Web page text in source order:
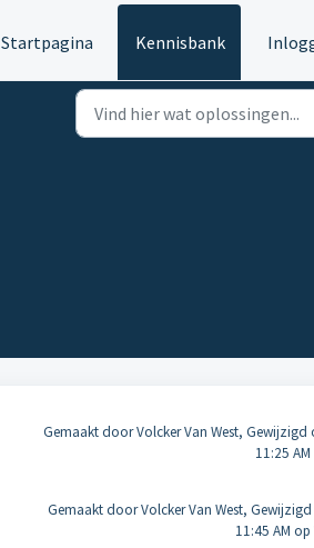
Startpagina Kennisbank
Gemaakt door Volcker Van West, Gewijzigd
11:25
Gemaakt door Volcker Van West,
11:45 AM